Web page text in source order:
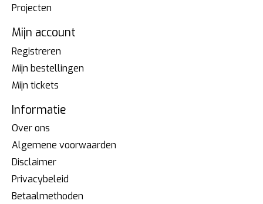
Projecten
Mijn account
Registreren
Mijn bestellingen
Mijn tickets
Informatie
Over ons
Algemene voorwaarden
Disclaimer
Privacybeleid
Betaalmethoden